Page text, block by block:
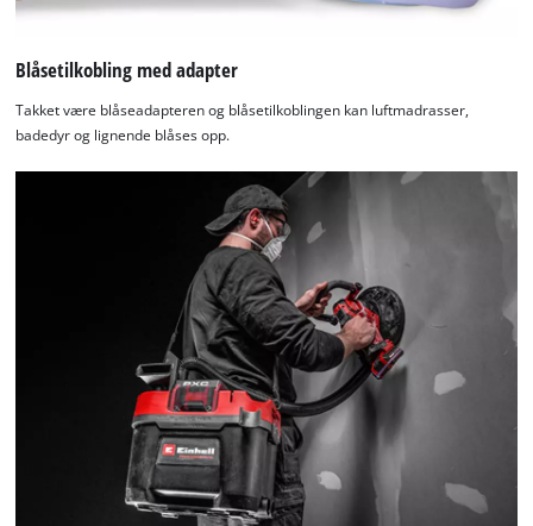
Blåsetilkobling med adapter
Takket være blåseadapteren og blåsetilkoblingen kan luftmadrasser,
badedyr og lignende blåses opp.